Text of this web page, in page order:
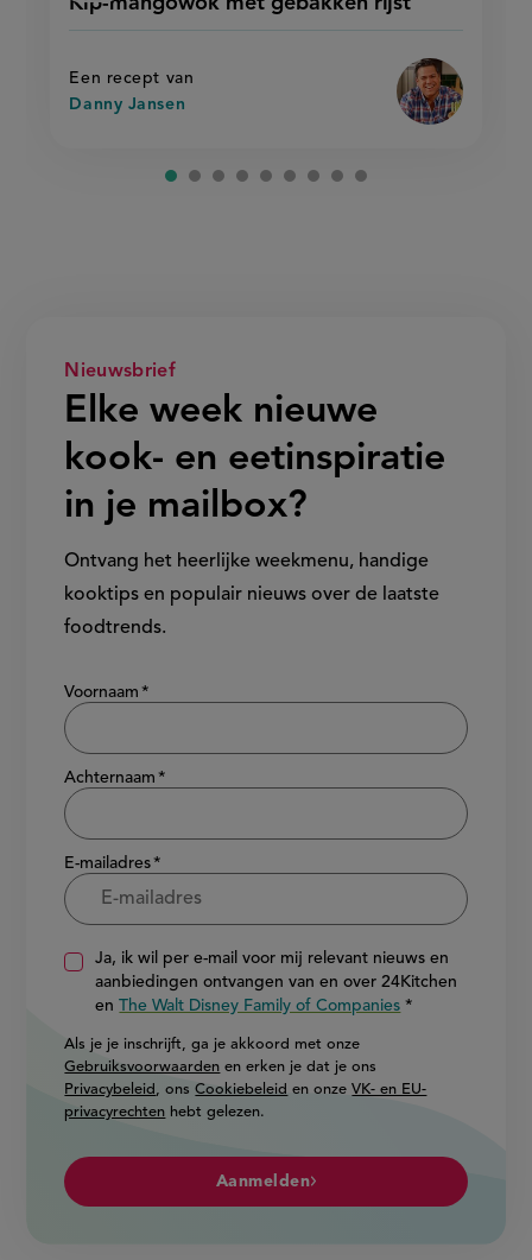
met
rijst'
Een recept van
Danny Jansen
recept
mangowok
met
rijst
Nieuwsbrief
Elke week nieuwe
kook- en eetinspiratie
in je mailbox?
Ontvang het heerlijke weekmenu, handige
kooktips en populair nieuws over de laatste
foodtrends.
Show/hide
Voornaam
Achternaam
E-mailadres
Ja, ik wil per e-mail voor mij relevant nieuws en
aanbiedingen ontvangen van en over 24Kitchen
enThe Walt Disney Family of Companies
Als je je inschrijft, ga je akkoord met onze
Gebruiksvoorwaarden en erken je dat je ons
Privacybeleid , onsCookiebeleid en onzeVK- en EU-
privacyrechten hebt gelezen.
Aanmelden